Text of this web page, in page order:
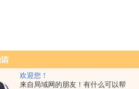
欢迎您！
来自局域网的朋友！有什么可以帮